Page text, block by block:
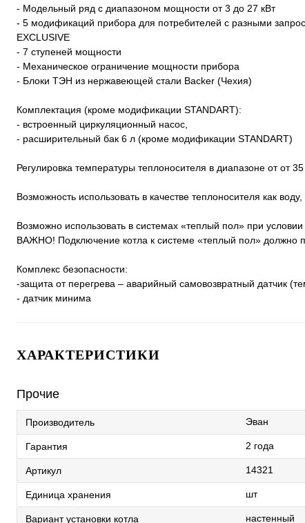
- Модельный ряд с диапазоном мощности от 3 до 27 кВт
- 5 модификаций прибора для потребителей с разными
EXCLUSIVE
- 7 ступеней мощности
- Механическое ограничение мощности прибора
- Блоки ТЭН из нержавеющей стали Backer (Чехия)
Комплектация (кроме модификации STANDART):
- встроенный циркуляционный насос,
- расширительный бак 6 л (кроме модификации STANDART)
Регулировка температуры теплоносителя в диапазоне от от
Возможность использовать в качестве теплоносителя как
Возможно использовать в системах «теплый пол» при условии
ВАЖНО! Подключение котла к системе «теплый пол» должно
Комплекс безопасности:
-защита от перегрева – аварийный самовозвратный датчик
- датчик минима
ХАРАКТЕРИСТИКИ
Прочие
Производитель Эван
Гарантия 2 года
Артикул 14321
Единица хранения шт
Вариант установки котла настенный